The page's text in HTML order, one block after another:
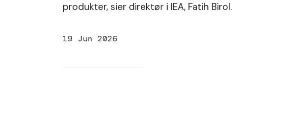
produkter, sier direktør i IEA, Fatih Birol.
19 Jun 2026